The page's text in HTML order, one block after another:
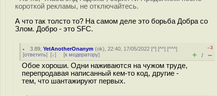
короткой рекламы, не отключайтесь.
А что так толсто то? На самом деле это борьба Добра со
Злом. Добро - это SFC.
3.89 ,YetAnotherOnanym (ok), 22:40, 17/05/2022 [^] [^^] [^^^]
[ответить] [↓] [к модератору]
–3
+ / –
Обое хороши. Одни наживаются на чужом труде,
перепродавая написанный кем-то код, другие -
тем, что шантажируют первых.